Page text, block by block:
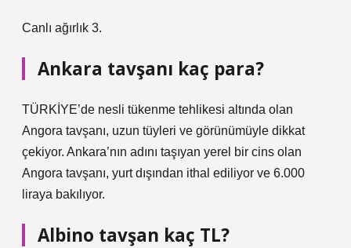
Canlı ağırlık 3.
Ankara tavşanı kaç para?
TÜRKİYE’de nesli tükenme tehlikesi altında olan
Angora tavşanı, uzun tüyleri ve görünümüyle dikkat
çekiyor. Ankara’nın adını taşıyan yerel bir cins olan
Angora tavşanı, yurt dışından ithal ediliyor ve 6.000
liraya bakılıyor.
Albino tavşan kaç TL?